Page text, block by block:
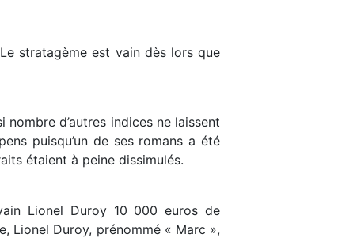
stratagème est vain dès lors que
d’autres indices ne laissent
puisqu’un de ses romans a été
étaient à peine dissimulés.
Lionel Duroy 10 000 euros de
Lionel Duroy, prénommé « Marc »,